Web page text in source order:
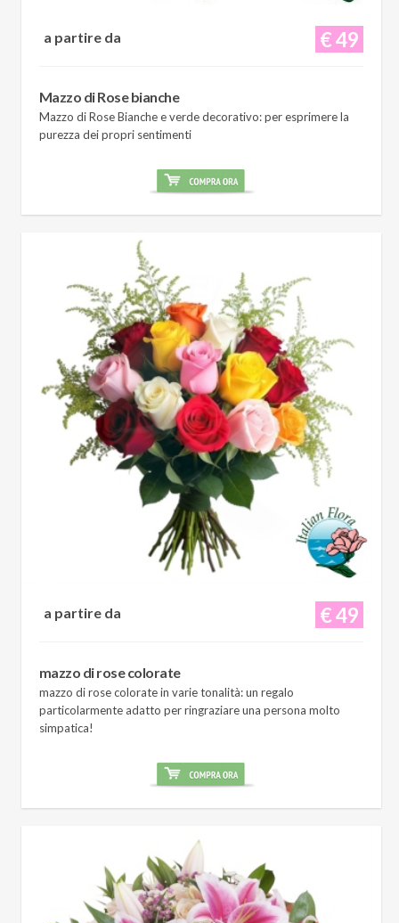
€ 49
a partire da
Mazzo di Rose bianche
Mazzo di Rose Bianche e verde decorativo: per esprimere la
purezza dei propri sentimenti
€ 49
a partire da
mazzo di rose colorate
mazzo di rose colorate in varie tonalità: un regalo
particolarmente adatto per ringraziare una persona molto
simpatica!